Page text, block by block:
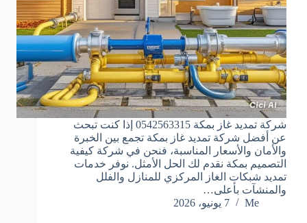
شركة تمديد غاز بمكة 0542563315 إذا كنت تبحث
عن أفضل شركة تمديد غاز بمكة تجمع بين الخبرة
والأمان والأسعار المناسبة، فنحن في شركة كيفية
التصميم بمكة نقدم لك الحل الأمثل. نوفر خدمات
تمديد شبكات الغاز المركزي للمنازل والفلل
والمنشآت بأعلى…
Me
7 يونيو، 2026